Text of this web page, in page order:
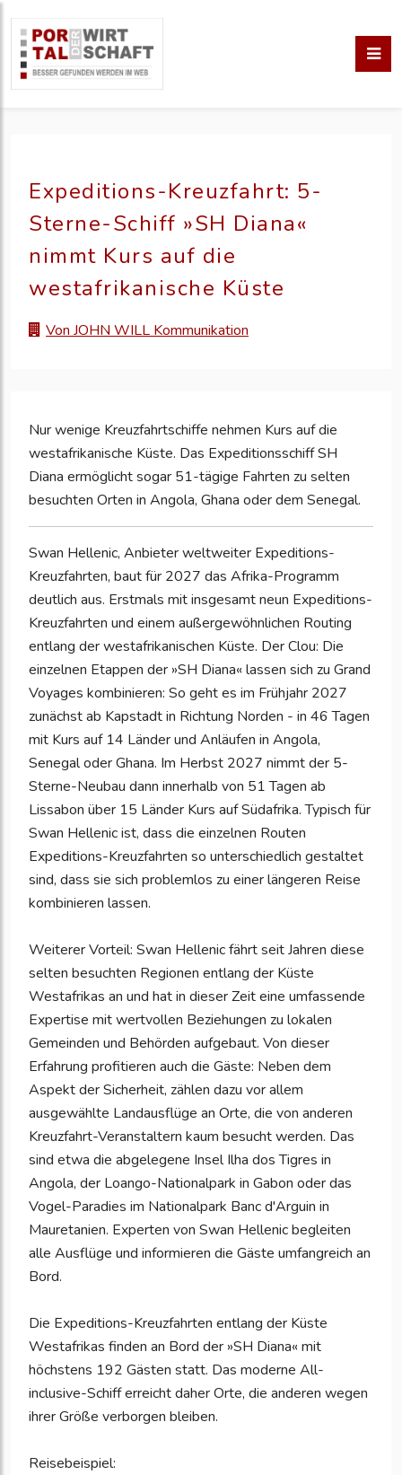
Expeditions-Kreuzfahrt: 5-
Sterne-Schiff »SH Diana«
nimmt Kurs auf die
westafrikanische Küste
Von JOHN WILL Kommunikation
Nur wenige Kreuzfahrtschiffe nehmen Kurs auf die
westafrikanische Küste. Das Expeditionsschiff SH
Diana ermöglicht sogar 51-tägige Fahrten zu selten
besuchten Orten in Angola, Ghana oder dem Senegal.
Swan Hellenic, Anbieter weltweiter Expeditions-
Kreuzfahrten, baut für 2027 das Afrika-Programm
deutlich aus. Erstmals mit insgesamt neun Expeditions-
Kreuzfahrten und einem außergewöhnlichen Routing
entlang der westafrikanischen Küste. Der Clou: Die
einzelnen Etappen der »SH Diana« lassen sich zu Grand
Voyages kombinieren: So geht es im Frühjahr 2027
zunächst ab Kapstadt in Richtung Norden - in 46 Tagen
mit Kurs auf 14 Länder und Anläufen in Angola,
Senegal oder Ghana. Im Herbst 2027 nimmt der 5-
Sterne-Neubau dann innerhalb von 51 Tagen ab
Lissabon über 15 Länder Kurs auf Südafrika. Typisch für
Swan Hellenic ist, dass die einzelnen Routen
Expeditions-Kreuzfahrten so unterschiedlich gestaltet
sind, dass sie sich problemlos zu einer längeren Reise
kombinieren lassen.
Weiterer Vorteil: Swan Hellenic fährt seit Jahren diese
selten besuchten Regionen entlang der Küste
Westafrikas an und hat in dieser Zeit eine umfassende
Expertise mit wertvollen Beziehungen zu lokalen
Gemeinden und Behörden aufgebaut. Von dieser
Erfahrung profitieren auch die Gäste: Neben dem
Aspekt der Sicherheit, zählen dazu vor allem
ausgewählte Landausflüge an Orte, die von anderen
Kreuzfahrt-Veranstaltern kaum besucht werden. Das
sind etwa die abgelegene Insel Ilha dos Tigres in
Angola, der Loango-Nationalpark in Gabon oder das
Vogel-Paradies im Nationalpark Banc d'Arguin in
Mauretanien. Experten von Swan Hellenic begleiten
alle Ausflüge und informieren die Gäste umfangreich an
Bord.
Die Expeditions-Kreuzfahrten entlang der Küste
Westafrikas finden an Bord der »SH Diana« mit
höchstens 192 Gästen statt. Das moderne All-
inclusive-Schiff erreicht daher Orte, die anderen wegen
ihrer Größe verborgen bleiben.
Reisebeispiel: